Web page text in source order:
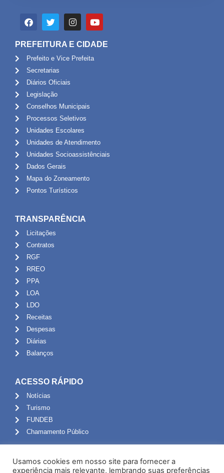
PREFEITURA E CIDADE
Prefeito e Vice Prefeita
Secretarias
Diários Oficiais
Legislação
Conselhos Municipais
Processos Seletivos
Unidades Escolares
Unidades de Atendimento
Unidades Socioassistênciais
Dados Gerais
Mapa do Zoneamento
Pontos Turísticos
TRANSPARÊNCIA
Licitações
Contratos
RGF
RREO
PPA
LOA
LDO
Receitas
Despesas
Diárias
Balanços
ACESSO RÁPIDO
Notícias
Turismo
FUNDEB
Chamamento Público
Portal do Servidor
Usamos cookies em nosso site para fornecer a
experiência mais relevante, lembrando suas preferências